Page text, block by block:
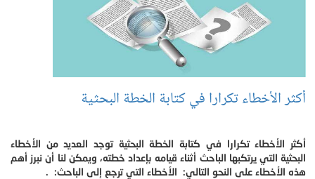
أكثر الأخطاء تكرارا في كتابة الخطة البحثية
أكثر الأخطاء تكرارا في كتابة الخطة البحثية توجد العديد من الأخطاء
البحثية التي يرتكبها الباحث أثناء قيامه بإعداد خطته، ويمكن لنا أن نبرز أهم
هذه الأخطاء على النحو التالي: الأخطاء التي ترجع إلى الباحث: .